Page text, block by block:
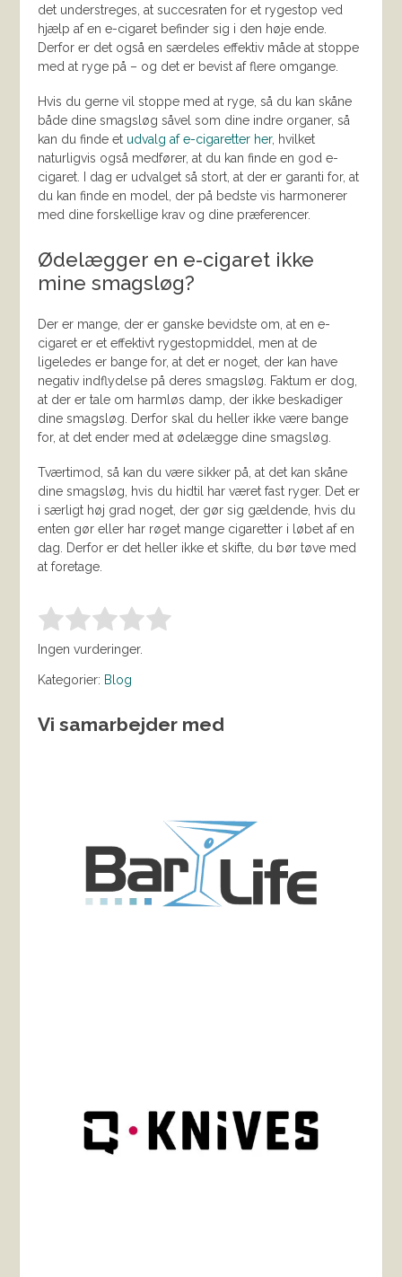
det understreges, at succesraten for et rygestop ved
hjælp af en e-cigaret befinder sig i den høje ende.
Derfor er det også en særdeles effektiv måde at stoppe
med at ryge på – og det er bevist af flere omgange.
Hvis du gerne vil stoppe med at ryge, så du kan skåne
både dine smagsløg såvel som dine indre organer, så
kan du finde et udvalg af e-cigaretter her, hvilket
naturligvis også medfører, at du kan finde en god e-
cigaret. I dag er udvalget så stort, at der er garanti for, at
du kan finde en model, der på bedste vis harmonerer
med dine forskellige krav og dine præferencer.
Ødelægger en e-cigaret ikke
mine smagsløg?
Der er mange, der er ganske bevidste om, at en e-
cigaret er et effektivt rygestopmiddel, men at de
ligeledes er bange for, at det er noget, der kan have
negativ indflydelse på deres smagsløg. Faktum er dog,
at der er tale om harmløs damp, der ikke beskadiger
dine smagsløg. Derfor skal du heller ikke være bange
for, at det ender med at ødelægge dine smagsløg.
Tværtimod, så kan du være sikker på, at det kan skåne
dine smagsløg, hvis du hidtil har været fast ryger. Det er
i særligt høj grad noget, der gør sig gældende, hvis du
enten gør eller har røget mange cigaretter i løbet af en
dag. Derfor er det heller ikke et skifte, du bør tøve med
at foretage.
Bedøm denne vare: 1.00
Ingen vurderinger.
Kategorier: Blog
Vi samarbejder med